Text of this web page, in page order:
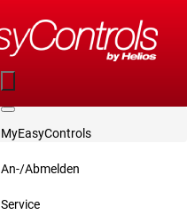
MyEasyControls
An-/Abmelden
Service